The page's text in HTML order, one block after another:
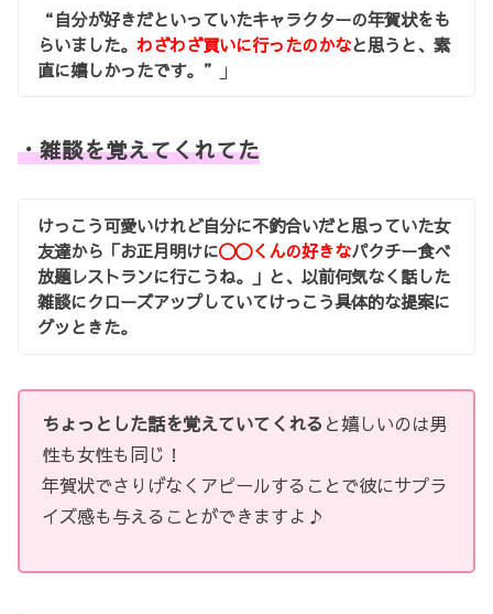
“自分が好きだといっていたキャラクターの年賀状をも
らいました。わざわざ買いに行ったのかなと思うと、素
直に嬉しかったです。”
」
・雑談を覚えてくれてた
けっこう可愛いけれど自分に不釣合いだと思っていた女
友達から「お正月明けに〇〇くんの好きなパクチー食べ
放題レストランに行こうね。」と、以前何気なく話した
雑談にクローズアップしていてけっこう具体的な提案に
グッときた。
ちょっとした話を覚えていてくれる と嬉しいのは男
性も女性も同じ！
年賀状でさりげなくアピールすることで彼にサプラ
イズ感も与えることができますよ♪